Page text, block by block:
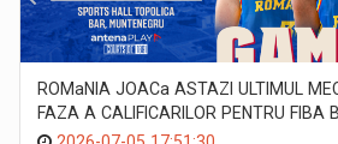
ROMaNIA JOACa ASTAZI ULTIMUL
FAZA A CALIFICARILOR PENTRU FIBA
CUP 2027